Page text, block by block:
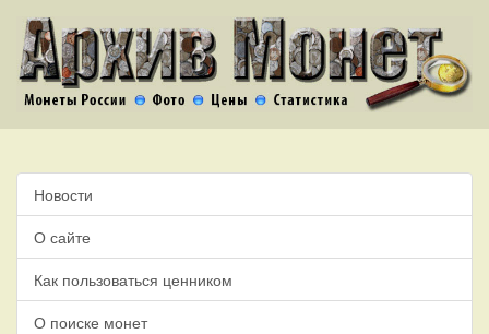
Новости
О сайте
Как пользоваться ценником
О поиске монет